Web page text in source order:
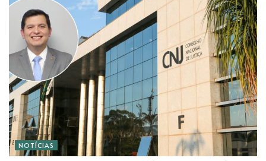
NOTÍCIAS